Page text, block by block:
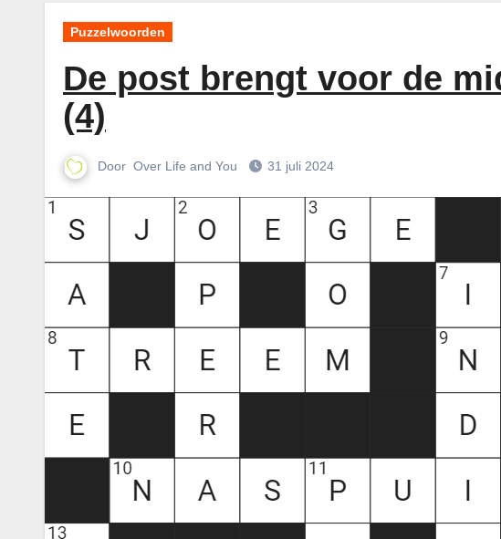
Puzzelwoorden
De post brengt voor de
(4)
Door Over Life and You 31 juli 2024